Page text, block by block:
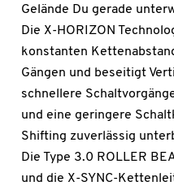
Gelände Du gerade
Die X-HORIZON
konstanten
Gängen und beseitigt
schnellere
und eine geringere
Shifting zuverlässig
Die Type 3.0 ROLLER
und die X-SYNC-